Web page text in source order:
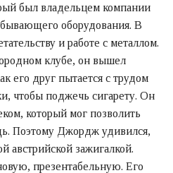
был владельцем компании
оборудования. В
и работе с металлом.
клубе, он вышел
его друг пытается с трудом
чтобы поджечь сигарету. Он
который мог позволить
Поэтому Джордж удивился,
австрийской зажигалкой.
презентабельную. Его